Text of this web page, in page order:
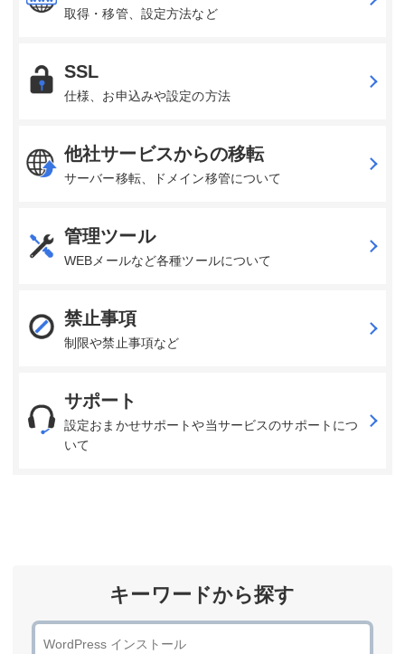
取得・移管、設定方法など
SSL
仕様、お申込みや設定の方法
他社サービスからの移転
サーバー移転、ドメイン移管について
管理ツール
WEBメールなど各種ツールについて
禁止事項
制限や禁止事項など
サポート
設定おまかせサポートや当サービスのサポートにつ
いて
キーワードから探す